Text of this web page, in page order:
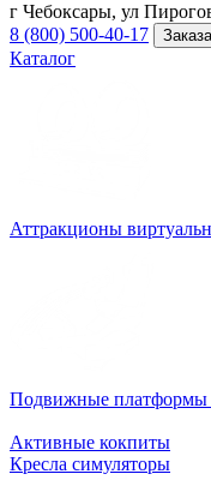
г Чебоксары, ул
8 (800) 500-40-17
Каталог
Аттракционы
Подвижные платформы
Активные кокпиты
Кресла симуляторы